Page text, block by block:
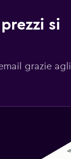
si
grazie agli